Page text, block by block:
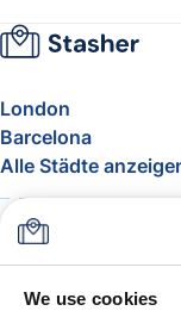
We use cookies
London
Barcelona
Alle Städte
Über uns
FAQ
Blog